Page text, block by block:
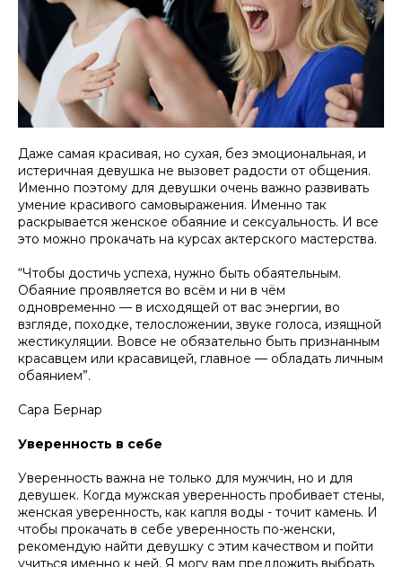
Даже самая красивая, но сухая, без эмоциональная, и
истеричная девушка не вызовет радости от общения.
Именно поэтому для девушки очень важно развивать
умение красивого самовыражения. Именно так
раскрывается женское обаяние и сексуальность. И все
это можно прокачать на курсах актерского мастерства.
“Чтобы достичь успеха, нужно быть обаятельным.
Обаяние проявляется во всём и ни в чём
одновременно — в исходящей от вас энергии, во
взгляде, походке, телосложении, звуке голоса, изящной
жестикуляции. Вовсе не обязательно быть признанным
красавцем или красавицей, главное — обладать личным
обаянием”.
Сара Бернар
Уверенность в себе
Уверенность важна не только для мужчин, но и для
девушек. Когда мужская уверенность пробивает стены,
женская уверенность, как капля воды - точит камень. И
чтобы прокачать в себе уверенность по-женски,
рекомендую найти девушку с этим качеством и пойти
учиться именно к ней. Я могу вам предложить выбрать